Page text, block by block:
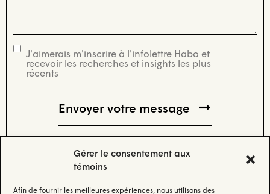
Gérer le consentement aux
témoins
Afin de fournir les meilleures expériences, nous utilisons des
infolettre
J'aimerais m'inscrire à l'infolettre Habo et
recevoir les recherches et insights les plus
récents